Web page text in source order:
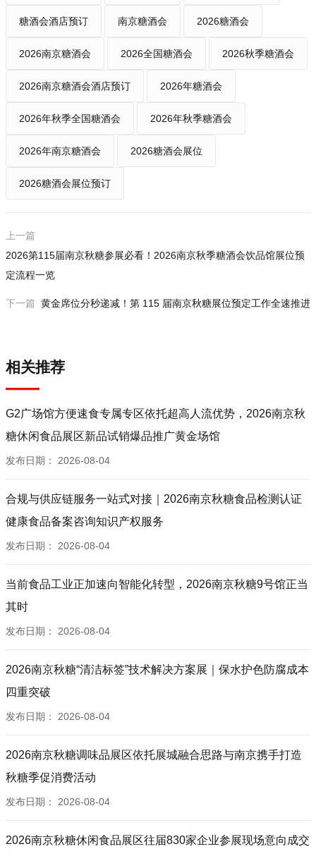
糖酒会酒店预订 南京糖酒会 2026糖酒会
2026南京糖酒会 2026全国糖酒会 2026秋季糖酒会
2026南京糖酒会酒店预订 2026年糖酒会
2026年秋季全国糖酒会 2026年秋季糖酒会
2026年南京糖酒会 2026糖酒会展位
2026糖酒会展位预订
上一篇
2026第115届南京秋糖参展必看！2026南京秋季糖酒会饮品馆展位预
定流程一览
下一篇 黄金席位分秒递减！第 115 届南京秋糖展位预定工作全速推进
相关推荐
G2广场馆方便速食专属专区依托超高人流优势，2026南京秋
糖休闲食品展区新品试销爆品推广黄金场馆
发布日期： 2026-08-04
合规与供应链服务一站式对接｜2026南京秋糖食品检测认证
健康食品备案咨询知识产权服务
发布日期： 2026-08-04
当前食品工业正加速向智能化转型，2026南京秋糖9号馆正当
其时
发布日期： 2026-08-04
2026南京秋糖“清洁标签”技术解决方案展｜保水护色防腐成本
四重突破
发布日期： 2026-08-04
2026南京秋糖调味品展区依托展城融合思路与南京携手打造
秋糖季促消费活动
发布日期： 2026-08-04
2026南京秋糖休闲食品展区往届830家企业参展现场意向成交